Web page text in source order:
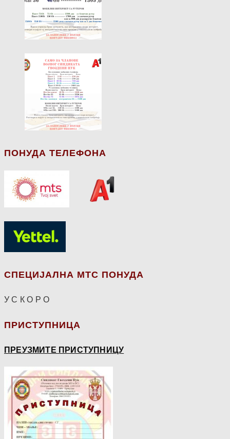
ПОНУДА ТЕЛЕФОНА
СПЕЦИЈАЛНА МТС ПОНУДА
У С К О Р О
ПРИСТУПНИЦА
ПРЕУЗМИТЕ ПРИСТУПНИЦУ